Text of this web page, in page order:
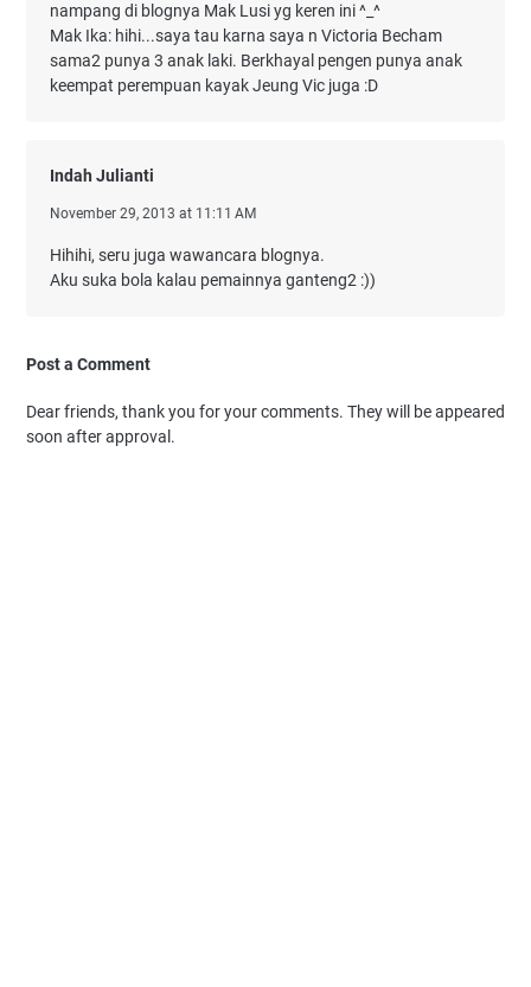
nampang di blognya Mak Lusi yg keren ini ^_^
Mak Ika: hihi...saya tau karna saya n Victoria Becham
sama2 punya 3 anak laki. Berkhayal pengen punya anak
keempat perempuan kayak Jeung Vic juga :D
Indah Julianti
November 29, 2013 at 11:11 AM
Hihihi, seru juga wawancara blognya.
Aku suka bola kalau pemainnya ganteng2 :))
Post a Comment
Dear friends, thank you for your comments. They will be appeared
soon after approval.